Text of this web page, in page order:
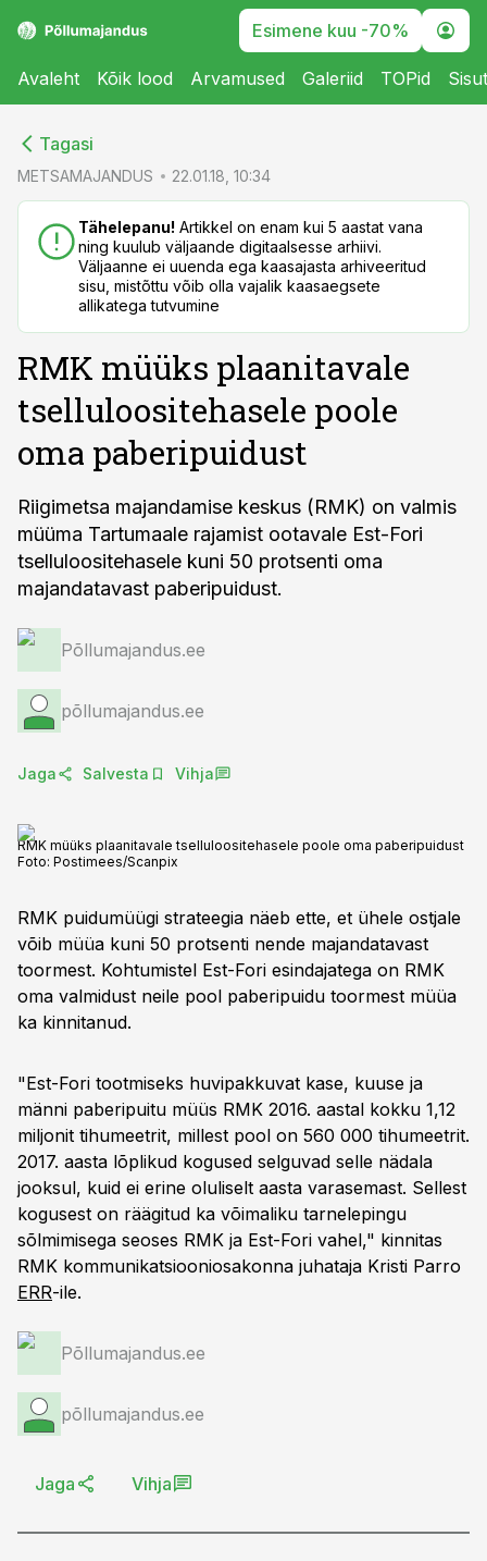
Esimene kuu -70%
Avaleht Kõik lood Arvamused Galeriid TOPid
Tagasi
METSAMAJANDUS 22.01.18, 10:34
Tähelepanu! Artikkel on enam kui 5 aastat vana
ning kuulub väljaande digitaalsesse arhiivi.
Väljaanne ei uuenda ega kaasajasta arhiveeritud
sisu, mistõttu võib olla vajalik kaasaegsete
allikatega tutvumine
RMK müüks plaanitavale
tselluloositehasele poole
oma paberipuidust
Riigimetsa majandamise keskus (RMK) on valmis
müüma Tartumaale rajamist ootavale Est-Fori
tselluloositehasele kuni 50 protsenti oma
majandatavast paberipuidust.
Põllumajandus.ee
põllumajandus.ee
Jaga Salvesta Vihja
RMK müüks plaanitavale tselluloositehasele poole oma paberipuidust
Foto: Postimees/Scanpix
RMK puidumüügi strateegia näeb ette, et ühele ostjale
võib müüa kuni 50 protsenti nende majandatavast
toormest. Kohtumistel Est-Fori esindajatega on RMK
oma valmidust neile pool paberipuidu toormest müüa
ka kinnitanud.
"Est-Fori tootmiseks huvipakkuvat kase, kuuse ja
männi paberipuitu müüs RMK 2016. aastal kokku 1,12
miljonit tihumeetrit, millest pool on 560 000 tihumeetrit.
2017. aasta lõplikud kogused selguvad selle nädala
jooksul, kuid ei erine oluliselt aasta varasemast. Sellest
kogusest on räägitud ka võimaliku tarnelepingu
sõlmimisega seoses RMK ja Est-Fori vahel," kinnitas
RMK kommunikatsiooniosakonna juhataja Kristi Parro
ERR-ile.
Põllumajandus.ee
põllumajandus.ee
Jaga Vihja